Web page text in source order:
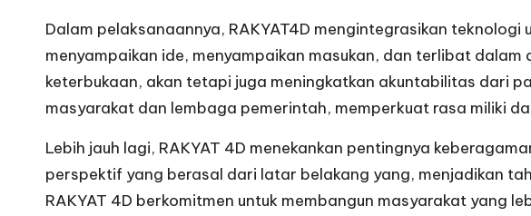
Dalam pelaksanaannya, RAKYAT4D mengintegrasikan
menyampaikan ide, menyampaikan masukan, dan terlibat
keterbukaan, akan tetapi juga meningkatkan akuntabilitas dari
masyarakat dan lembaga pemerintah, memperkuat rasa miliki
Lebih jauh lagi, RAKYAT 4D menekankan pentingnya
perspektif yang berasal dari latar belakang yang, menjadikan
RAKYAT 4D berkomitmen untuk membangun masyarakat yang